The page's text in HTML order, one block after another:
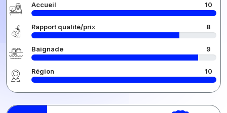
Accueil 10
Rapport qualité/prix 8
Baignade 9
Région 10